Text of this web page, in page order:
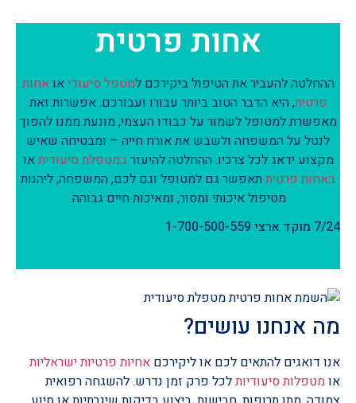
אחות פרטית
ההחלטה להעביר את הטיפול ביקירכם למטפל סיעודיאואחות
פרטית, היא הדבר הטוב ביותר עבורו ועבורכם. אפשרות זאת
מאפשרת למטופל לשמור על כבודו העצמי, מונעת ממנו להפוך
לנטל על המשפחה ולשבש את אורח חייה – ומבטיחה שאיש
מקצוע ידאג לכל צרכיו. ההחלטה להיעזרבמטפלת סיעודיתאו
באחות פרטיתתאפשר גם למטופל וגם לכם, המשפחה, ליהנות
מטיפול איכותי ומסור, ומאיכות חיים גבוהה.
7/24 מוקד ארצי 1-700-500-559
מה אנחנו עושים?
אנו דואגים להתאים לכם או ליקירכםאחיות פרטיות ישראליות
אומטפלות סיעודיותלכל פרק זמן נדרש. להשגחה רפואית